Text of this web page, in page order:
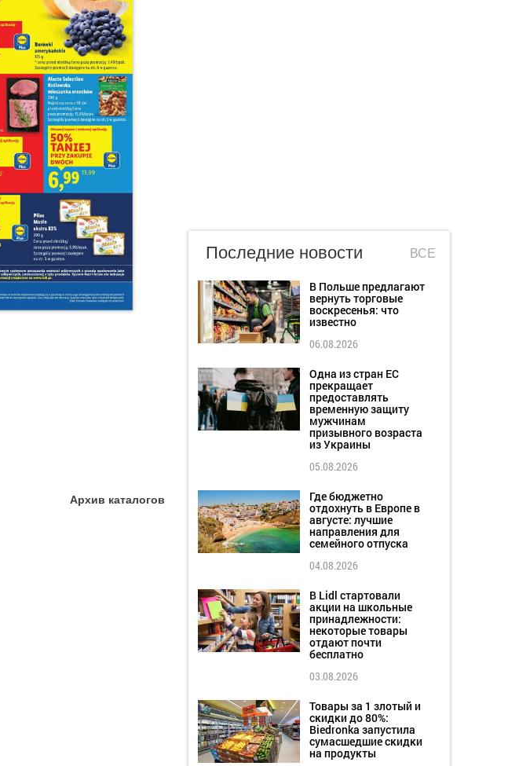
Архив каталогов
Последние новости ВСЕ
В Польше предлагают
вернуть торговые
воскресенья: что
известно
06.08.2026
Одна из стран ЕС
прекращает
предоставлять
временную защиту
мужчинам
призывного возраста
из Украины
05.08.2026
Где бюджетно
отдохнуть в Европе в
августе: лучшие
направления для
семейного отпуска
04.08.2026
В Lidl стартовали
акции на школьные
принадлежности:
некоторые товары
отдают почти
бесплатно
03.08.2026
Товары за 1 злотый и
скидки до 80%:
Biedronka запустила
сумасшедшие скидки
на продукты